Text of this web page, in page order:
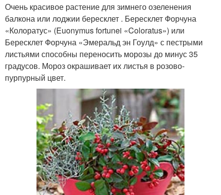
Очень красивое растение для зимнего озеленения
балкона или лоджии бересклет . Бересклет Форчуна
«Колоратус» (Euonymus fortunei «Coloratus») или
Бересклет Форчуна «Эмеральд эн Гоулд» с пестрыми
листьями способны переносить морозы до минус 35
градусов. Мороз окрашивает их листья в розово-
пурпурный цвет.